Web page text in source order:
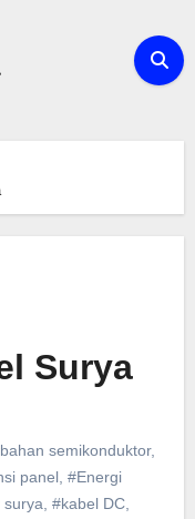
Surya
semikonduktor,
panel, #Energi
surya #kabel DC,